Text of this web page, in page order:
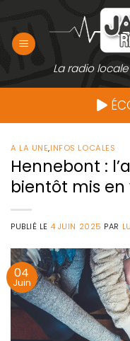
contenu
La radio locale
A LA UNE,INFOS LOCALES
Hennebont :
bientôt mis
PUBLIÉ LE 4 JUIN 2025 PAR
04
Juin